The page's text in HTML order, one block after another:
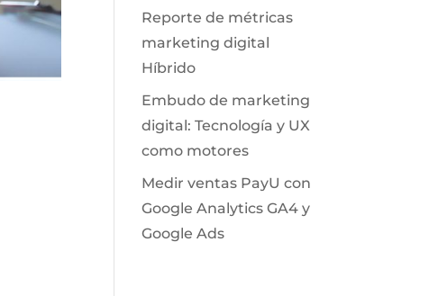
Reporte de métricas
marketing digital
Híbrido
Embudo de marketing
digital: Tecnología y UX
como motores
Medir ventas PayU con
Google Analytics GA4 y
Google Ads